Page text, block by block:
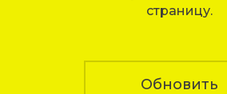
страницу.
Обновить